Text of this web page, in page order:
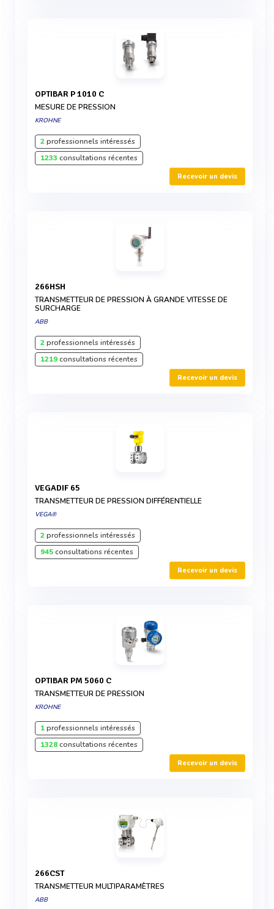
OPTIBAR P 1010 C
MESURE DE PRESSION
KROHNE
2professionnels intéressés
1233 consultations récentes
Recevoir un devis
266HSH
TRANSMETTEUR DE PRESSION À GRANDE VITESSE DE
SURCHARGE
ABB
2professionnels intéressés
1219consultations récentes
Recevoir un devis
VEGADIF 65
TRANSMETTEUR DE PRESSION DIFFÉRENTIELLE
VEGA®
2professionnels intéressés
945consultations récentes
Recevoir un devis
OPTIBAR PM 5060 C
TRANSMETTEUR DE PRESSION
KROHNE
1professionnels intéressés
1328consultations récentes
Recevoir un devis
266CST
TRANSMETTEUR MULTIPARAMÈTRES
ABB